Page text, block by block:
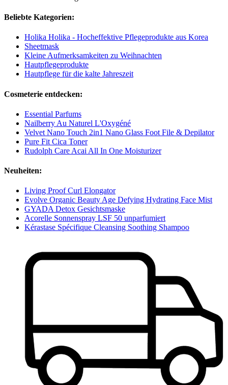
Beliebte Kategorien:
Holika Holika - Hocheffektive Pflegeprodukte aus Korea
Sheetmask
Kleine Aufmerksamkeiten zu Weihnachten
Hautpflegeprodukte
Hautpflege für die kalte Jahreszeit
Cosmeterie entdecken:
Essential Parfums
Nailberry Au Naturel L'Oxygéné
Velvet Nano Touch 2in1 Nano Glass Foot File & Depilator
Pure Fit Cica Toner
Rudolph Care Acai All In One Moisturizer
Neuheiten:
Living Proof Curl Elongator
Evolve Organic Beauty Age Defying Hydrating Face Mist
GYADA Detox Gesichtsmaske
Acorelle Sonnenspray LSF 50 unparfumiert
Kérastase Spécifique Cleansing Soothing Shampoo